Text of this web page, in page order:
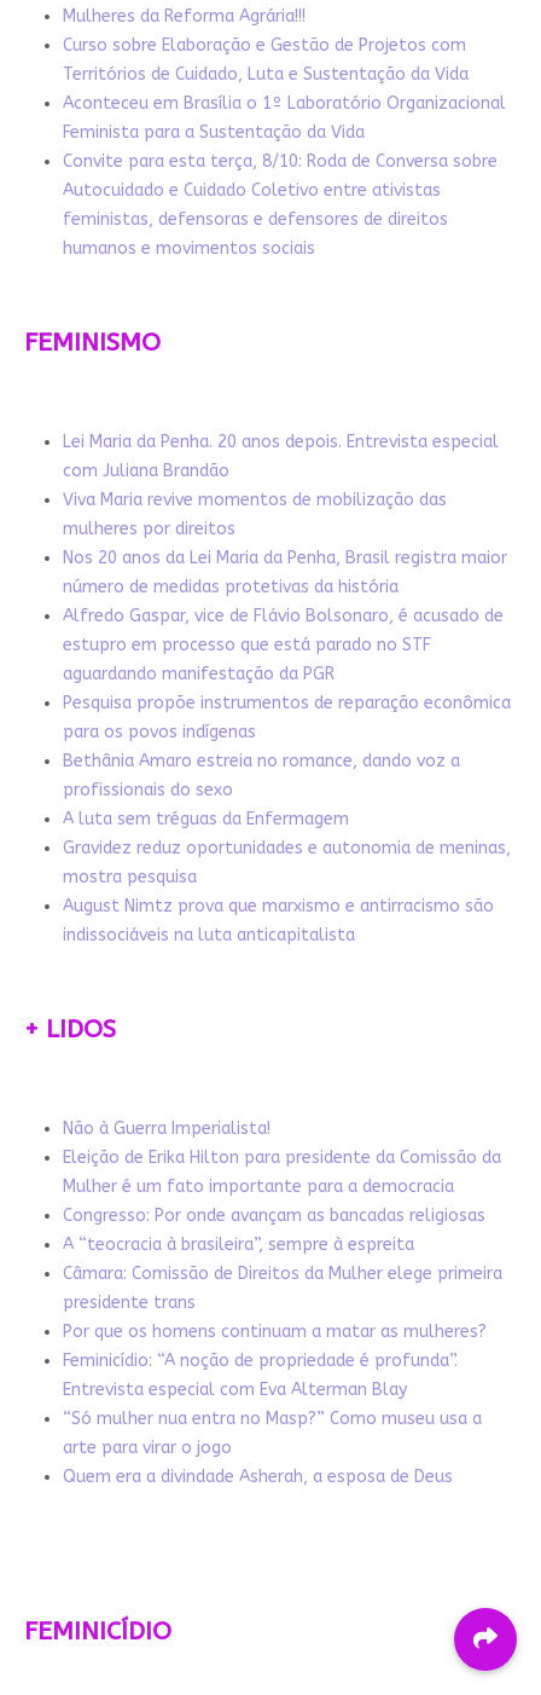
Mulheres da Reforma Agrária!!!
Curso sobre Elaboração e Gestão de Projetos com
Territórios de Cuidado, Luta e Sustentação da Vida
Aconteceu em Brasília o 1º Laboratório Organizacional
Feminista para a Sustentação da Vida
Convite para esta terça, 8/10: Roda de Conversa sobre
Autocuidado e Cuidado Coletivo entre ativistas
feministas, defensoras e defensores de direitos
humanos e movimentos sociais
FEMINISMO
Lei Maria da Penha. 20 anos depois. Entrevista especial
com Juliana Brandão
Viva Maria revive momentos de mobilização das
mulheres por direitos
Nos 20 anos da Lei Maria da Penha, Brasil registra maior
número de medidas protetivas da história
Alfredo Gaspar, vice de Flávio Bolsonaro, é acusado de
estupro em processo que está parado no STF
aguardando manifestação da PGR
Pesquisa propõe instrumentos de reparação econômica
para os povos indígenas
Bethânia Amaro estreia no romance, dando voz a
profissionais do sexo
A luta sem tréguas da Enfermagem
Gravidez reduz oportunidades e autonomia de meninas,
mostra pesquisa
August Nimtz prova que marxismo e antirracismo são
indissociáveis na luta anticapitalista
+ LIDOS
Não à Guerra Imperialista!
Eleição de Erika Hilton para presidente da Comissão da
Mulher é um fato importante para a democracia
Congresso: Por onde avançam as bancadas religiosas
A “teocracia à brasileira”, sempre à espreita
Câmara: Comissão de Direitos da Mulher elege primeira
presidente trans
Por que os homens continuam a matar as mulheres?
Feminicídio: “A noção de propriedade é profunda”.
Entrevista especial com Eva Alterman Blay
“Só mulher nua entra no Masp?” Como museu usa a
arte para virar o jogo
Quem era a divindade Asherah, a esposa de Deus
FEMINICÍDIO